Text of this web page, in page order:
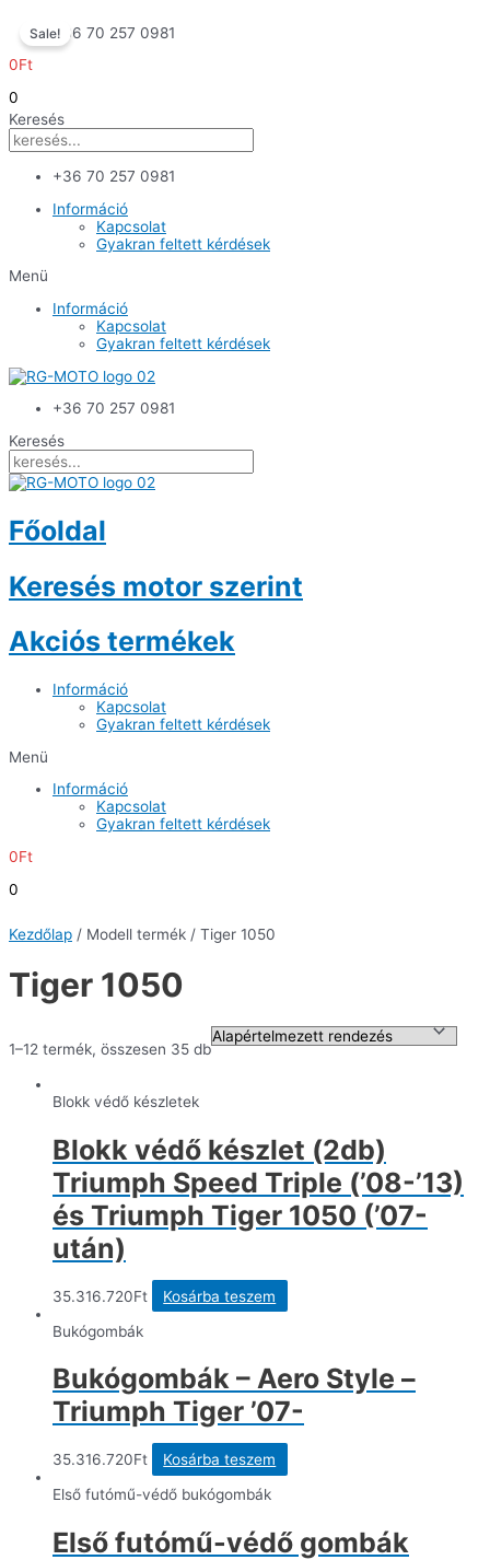
content
+36 70 257 0981
0Ft
0
Keresés
+36 70 257 0981
Információ
Kapcsolat
Gyakran feltett kérdések
Menü
Információ
Kapcsolat
Gyakran feltett kérdések
+36 70 257 0981
Keresés
Főoldal
Keresés motor szerint
Akciós termékek
Információ
Kapcsolat
Gyakran feltett kérdések
Menü
Információ
Kapcsolat
Gyakran feltett kérdések
0Ft
0
Kezdőlap / Modell termék / Tiger 1050
Tiger 1050
1–12 termék, összesen 35 db
Blokk védő készletek
Blokk védő készlet (2db)
Triumph Speed Triple (’08-’13)
és Triumph Tiger 1050 (’07-
után)
35.316.720Ft
Kosárba teszem
Bukógombák
Bukógombák – Aero Style –
Triumph Tiger ’07-
35.316.720Ft
Kosárba teszem
Első futómű-védő bukógombák
Első futómű-védő gombák
Sale!